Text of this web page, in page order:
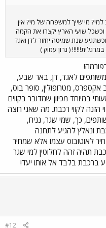
למי? מי שייך למשפחה של מי? אין
שועי הארץ יקצרו את הקמה
שנת שמיטה יחזור לדן ואגד
( גרון עמוק )
משותפים לאגד, דן, באר שבע,
אקספרס, מטרופולין, סופר בוס,
במיוחד מכיוון שמדובר בקווים
הזנה לקווי רכבת. מה שאני רוצה
כך, שמי שגר, נניח,
ונאלץ להגיע לתחנה
לאוטובוס עצמו אלא שמחיר
תהיה זהה לחלוטין למי שגר
ברכבת בלבד אל אותו יעד!
#12